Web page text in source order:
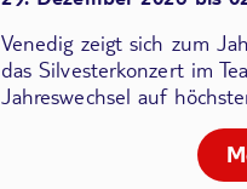
Venedig zeigt sich zum
das Silvesterkonzert im
Jahreswechsel auf